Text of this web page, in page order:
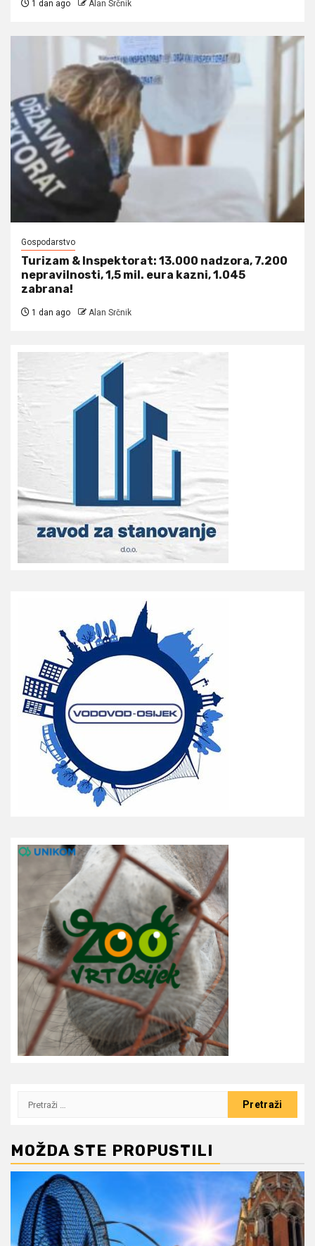
1 dan ago Alan Srčnik
Gospodarstvo
Turizam & Inspektorat: 13.000 nadzora, 7.200
nepravilnosti, 1,5 mil. eura kazni, 1.045
zabrana!
1 dan ago Alan Srčnik
Pretraži:
MOŽDA STE PROPUSTILI